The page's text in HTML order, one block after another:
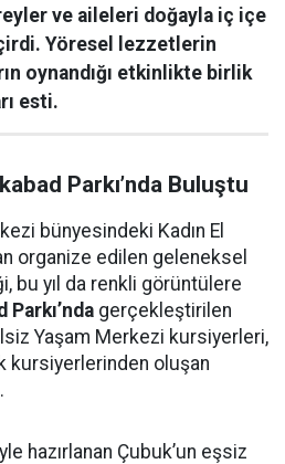
ve aileleri doğayla iç içe
Yöresel lezzetlerin
oynandığı etkinlikte birlik
esti.
Parkı’nda Buluştu
bünyesindeki Kadın El
organize edilen geleneksel
bu yıl da renkli görüntülere
Parkı’nda gerçekleştirilen
Yaşam Merkezi kursiyerleri,
kursiyerlerinden oluşan
hazırlanan Çubuk’un eşsiz